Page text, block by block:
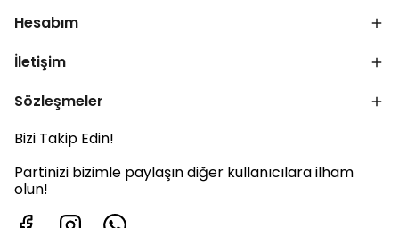
Hesabım
İletişim
Sözleşmeler
Bizi Takip Edin!
Partinizi bizimle paylaşın diğer kullanıcılara ilham
olun!